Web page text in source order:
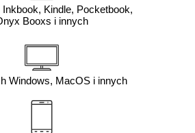
Kindle, Pocketbook,
Booxs i innych
Windows, MacOS i innych